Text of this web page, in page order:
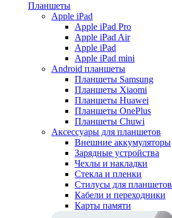
Планшеты
Apple iPad
Apple iPad Pro
Apple iPad Air
Apple iPad
Apple iPad mini
Android планшеты
Планшеты Samsung
Планшеты Xiaomi
Планшеты Huawei
Планшеты OnePlus
Планшеты Chuwi
Аксессуары для планшетов
Внешние аккумуляторы
Зарядные устройства
Чехлы и накладки
Стекла и пленки
Стилусы для планшетов
Кабели и переходники
Карты памяти